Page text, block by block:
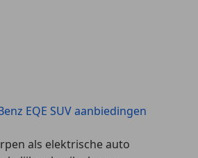
EQE SUV aanbiedingen
als elektrische auto